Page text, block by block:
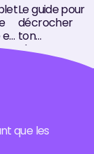
Le guide pour
décrocher
ton
alternance
en Essonne :
et
que les